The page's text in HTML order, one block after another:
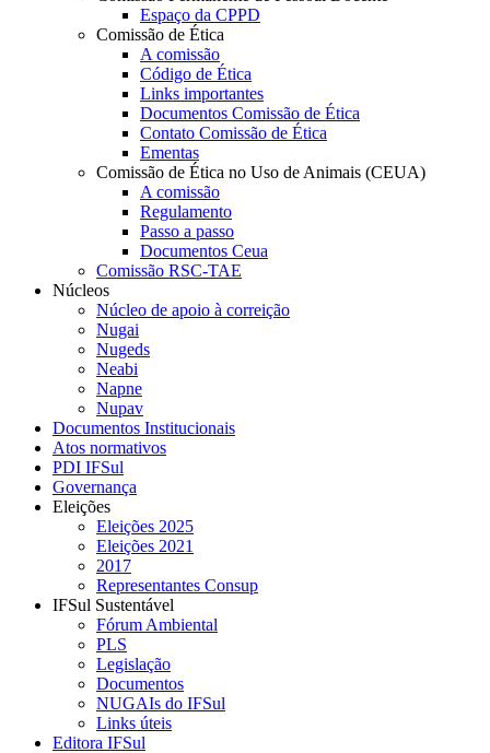
Espaço da CPPD
Comissão de Ética
A comissão
Código de Ética
Links importantes
Documentos Comissão de Ética
Contato Comissão de Ética
Ementas
Comissão de Ética no Uso de Animais (CEUA)
A comissão
Regulamento
Passo a passo
Documentos Ceua
Comissão RSC-TAE
Núcleos
Núcleo de apoio à correição
Nugai
Nugeds
Neabi
Napne
Nupav
Documentos Institucionais
Atos normativos
PDI IFSul
Governança
Eleições
Eleições 2025
Eleições 2021
2017
Representantes Consup
IFSul Sustentável
Fórum Ambiental
PLS
Legislação
Documentos
NUGAIs do IFSul
Links úteis
Editora IFSul